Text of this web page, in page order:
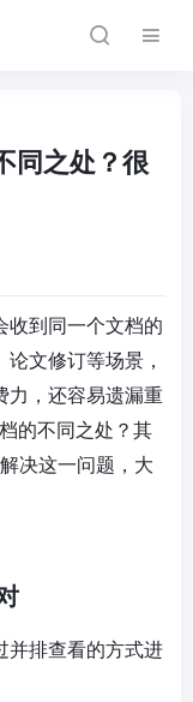
同之处？很
收到同一个文档的
文修订等场景，
力，还容易遗漏重
的不同之处？其
决这一问题，大
并排查看的方式进